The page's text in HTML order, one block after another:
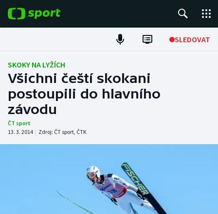
SLEDOVAT
Fotbal
Hokej
Tenis
Atletika
Americký fotbal
NEPŘEHLÉDNĚTE
SKOKY NA LYŽÍCH
Všichni čeští skokani
postoupili do hlavního
závodu
ČT sport
13. 3. 2014 | Zdroj: ČT sport, ČTK